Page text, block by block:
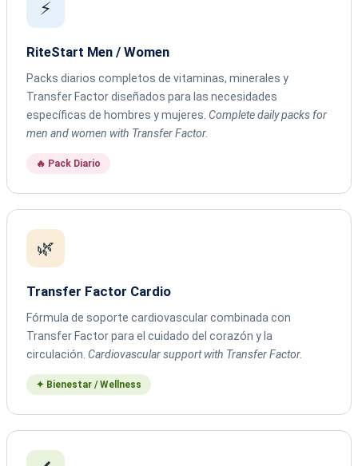
⚡
RiteStart Men / Women
Packs diarios completos de vitaminas, minerales y
Transfer Factor diseñados para las necesidades
específicas de hombres y mujeres. Complete daily packs for
men and women with Transfer Factor.
🔥 Pack Diario
🌿
Transfer Factor Cardio
Fórmula de soporte cardiovascular combinada con
Transfer Factor para el cuidado del corazón y la
circulación. Cardiovascular support with Transfer Factor.
✦ Bienestar / Wellness